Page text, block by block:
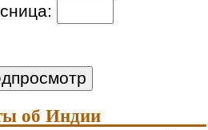
об Индии